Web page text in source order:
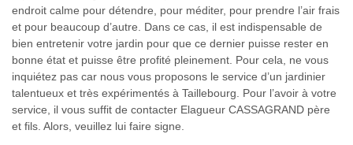
endroit calme pour détendre, pour méditer, pour prendre l’air frais
et pour beaucoup d’autre. Dans ce cas, il est indispensable de
bien entretenir votre jardin pour que ce dernier puisse rester en
bonne état et puisse être profité pleinement. Pour cela, ne vous
inquiétez pas car nous vous proposons le service d’un jardinier
talentueux et très expérimentés à Taillebourg. Pour l’avoir à votre
service, il vous suffit de contacter Elagueur CASSAGRAND père
et fils. Alors, veuillez lui faire signe.